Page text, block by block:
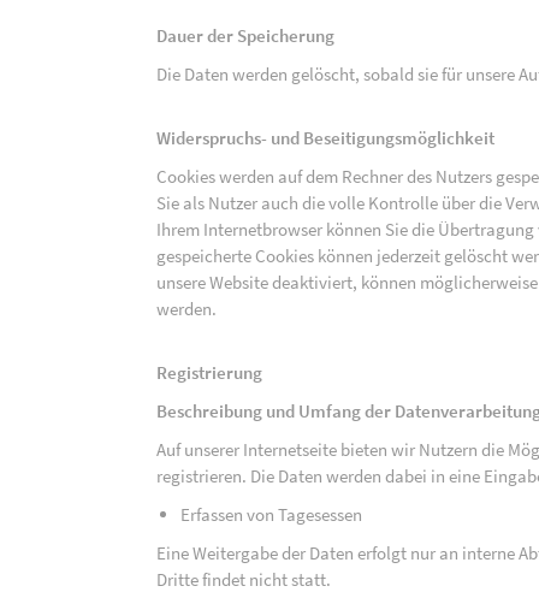
Dauer der Speicherung
Die Daten werden gelöscht, sobald sie für unsere
Widerspruchs- und Beseitigungsmöglichkeit
Cookies werden auf dem Rechner des Nutzers
Sie als Nutzer auch die volle Kontrolle über die
Ihrem Internetbrowser können Sie die
gespeicherte Cookies können jederzeit gelöscht
unsere Website deaktiviert, können
werden.
Registrierung
Beschreibung und Umfang der
Auf unserer Internetseite bieten wir Nutzern die
registrieren. Die Daten werden dabei in eine
Erfassen von Tagesessen
Eine Weitergabe der Daten erfolgt nur an interne
Dritte findet nicht statt.